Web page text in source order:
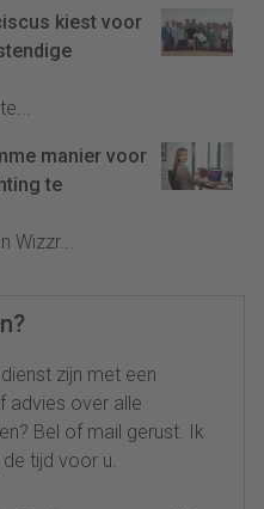
kiest voor
manier voor
te
Wizzr...
zijn met een
advies over alle
Bel of mail gerust. Ik
tijd voor u.